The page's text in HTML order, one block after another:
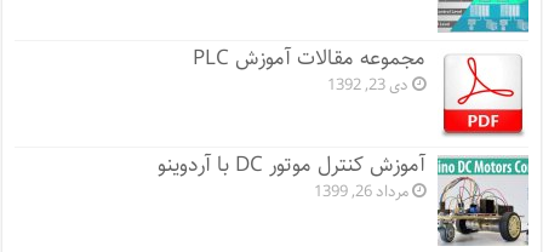
مجموعه مقالات آموزش PLC
دی 23, 1392
آموزش کنترل موتور DC با آردوینو
مرداد 26, 1399